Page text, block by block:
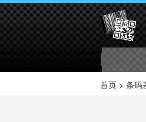
首页 > 条码